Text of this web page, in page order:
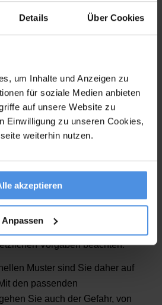
Details Über Cookies
um Inhalte und Anzeigen zu
für soziale Medien anbieten
auf unsere Website zu
Einwilligung zu unseren Cookies,
weiterhin nutzen.
akzeptieren
Anpassen
Komfort.
sondern auch
Positionen beliebig und
Vor- und
Jungunternehmer, die sich
sinnvoll sein. Trotzdem
Vorgaben beachten.
Muster sind Sie daher auf
den passenden
Sie auch der Gefahr, von